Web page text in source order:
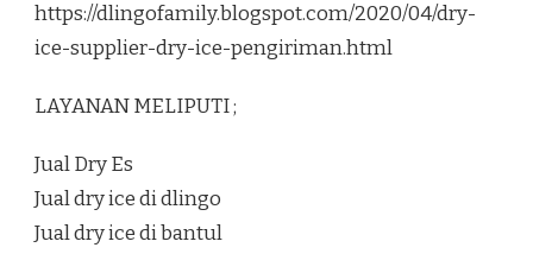
https://dlingofamily.blogspot.com/2020/04/dry-
ice-supplier-dry-ice-pengiriman.html
LAYANAN MELIPUTI ;
Jual Dry Es
Jual dry ice di dlingo
Jual dry ice di bantul